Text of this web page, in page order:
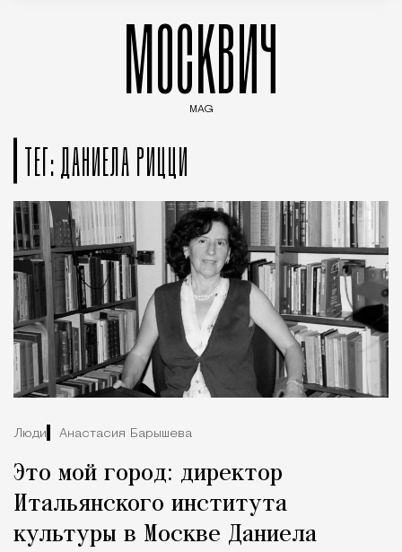
МОСКВИЧ
MAG
ТЕГ: ДАНИЕЛА РИЦЦИ
Люди Анастасия Барышева
Это мой город: директор
Итальянского института
культуры в Москве Даниела